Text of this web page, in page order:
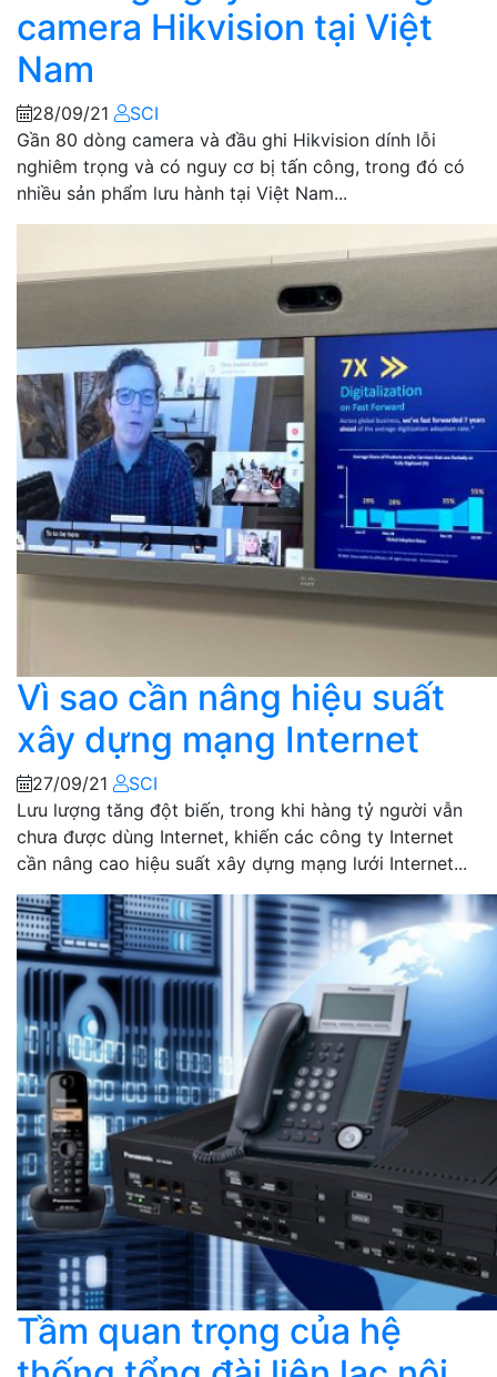
camera Hikvision tại Việt
Nam
28/09/21
SCI
Gần 80 dòng camera và đầu ghi Hikvision dính lỗi
nghiêm trọng và có nguy cơ bị tấn công, trong đó có
nhiều sản phẩm lưu hành tại Việt Nam...
Vì sao cần nâng hiệu suất
xây dựng mạng Internet
27/09/21
SCI
Lưu lượng tăng đột biến, trong khi hàng tỷ người vẫn
chưa được dùng Internet, khiến các công ty Internet
cần nâng cao hiệu suất xây dựng mạng lưới Internet...
Tầm quan trọng của hệ